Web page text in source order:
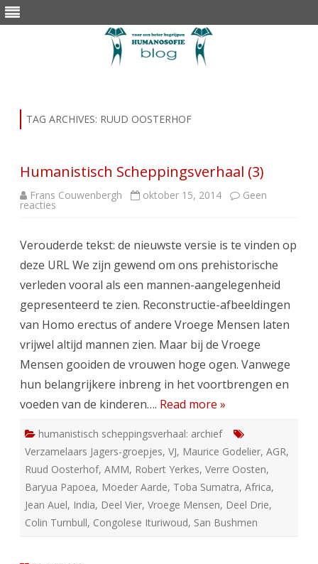
TAG ARCHIVES: RUUD OOSTERHOF
Humanistisch Scheppingsverhaal (3)
Frans Couwenbergh oktober 15, 2014 Geen
reacties
Verouderde tekst: de nieuwste versie is te vinden op
deze URL We zijn gewend om ons prehistorische
verleden vooral als een mannen-aangelegenheid
gepresenteerd te zien. Reconstructie-afbeeldingen
van Homo erectus of andere Vroege Mensen laten
vrijwel altijd mannen zien. Maar bij de Vroege
Mensen gooiden de vrouwen hoge ogen. Vanwege
hun belangrijkere inbreng in het voortbrengen en
voeden van de kinderen…. Read more »
humanistisch scheppingsverhaal: archief
Verzamelaars Jagers-groepjes, VJ, Maurice Godelier, AGR,
Ruud Oosterhof, AMM, Robert Yerkes, Verre Oosten,
Baryua Papoea, Moeder Aarde, Toba Sumatra, Africa,
Jean Auel, India, Deel Vier, Vroege Mensen, Deel Drie,
Colin Turnbull, Congolese Ituriwoud, San Bushmen